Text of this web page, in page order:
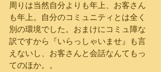
周りは当然自分よりも年上、お客さん
も年上。自分のコミュニティとは全く
別の環境でした。おまけにコミュ障な
訳ですから『いらっしゃいませ』も言
えないし、お客さんと会話なんてもっ
てのほか。。